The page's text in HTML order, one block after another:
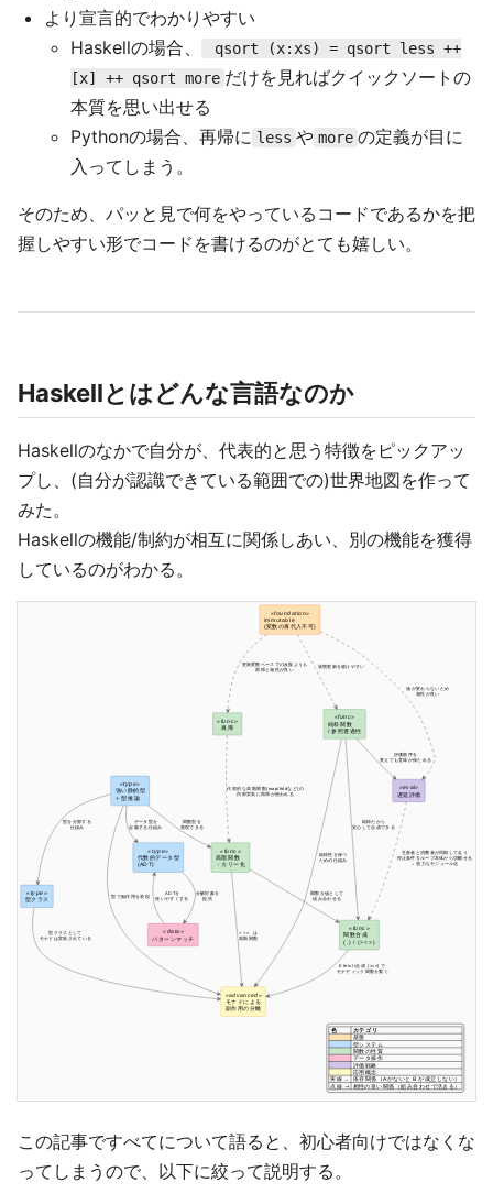
より宣言的でわかりやすい
Haskellの場合、
qsort (x:xs) = qsort less ++
[x] ++ qsort more だけを見ればクイックソートの
本質を思い出せる
Pythonの場合、再帰に less や more の定義が目に
入ってしまう。
そのため、パッと見で何をやっているコードであるかを把
握しやすい形でコードを書けるのがとても嬉しい。
Haskellとはどんな言語なのか
Haskellのなかで自分が、代表的と思う特徴をピックアッ
プし、(自分が認識できている範囲での)世界地図を作って
みた。
Haskellの機能/制約が相互に関係しあい、別の機能を獲得
しているのがわかる。
この記事ですべてについて語ると、初心者向けではなくな
ってしまうので、以下に絞って説明する。